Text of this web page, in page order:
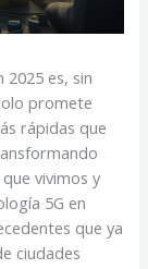
es, sin
promete
rápidas que
vivimos y
5G en
que ya
ciudades